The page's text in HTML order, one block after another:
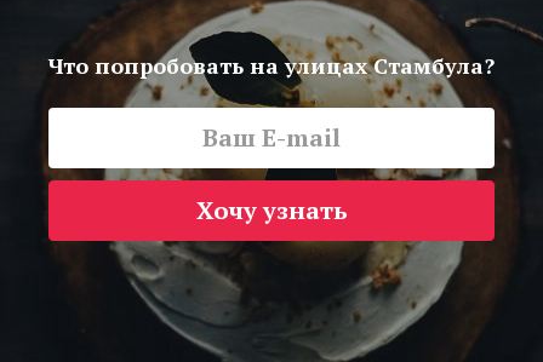
Что попробовать на улицах Стамбула?
Хочу узнать